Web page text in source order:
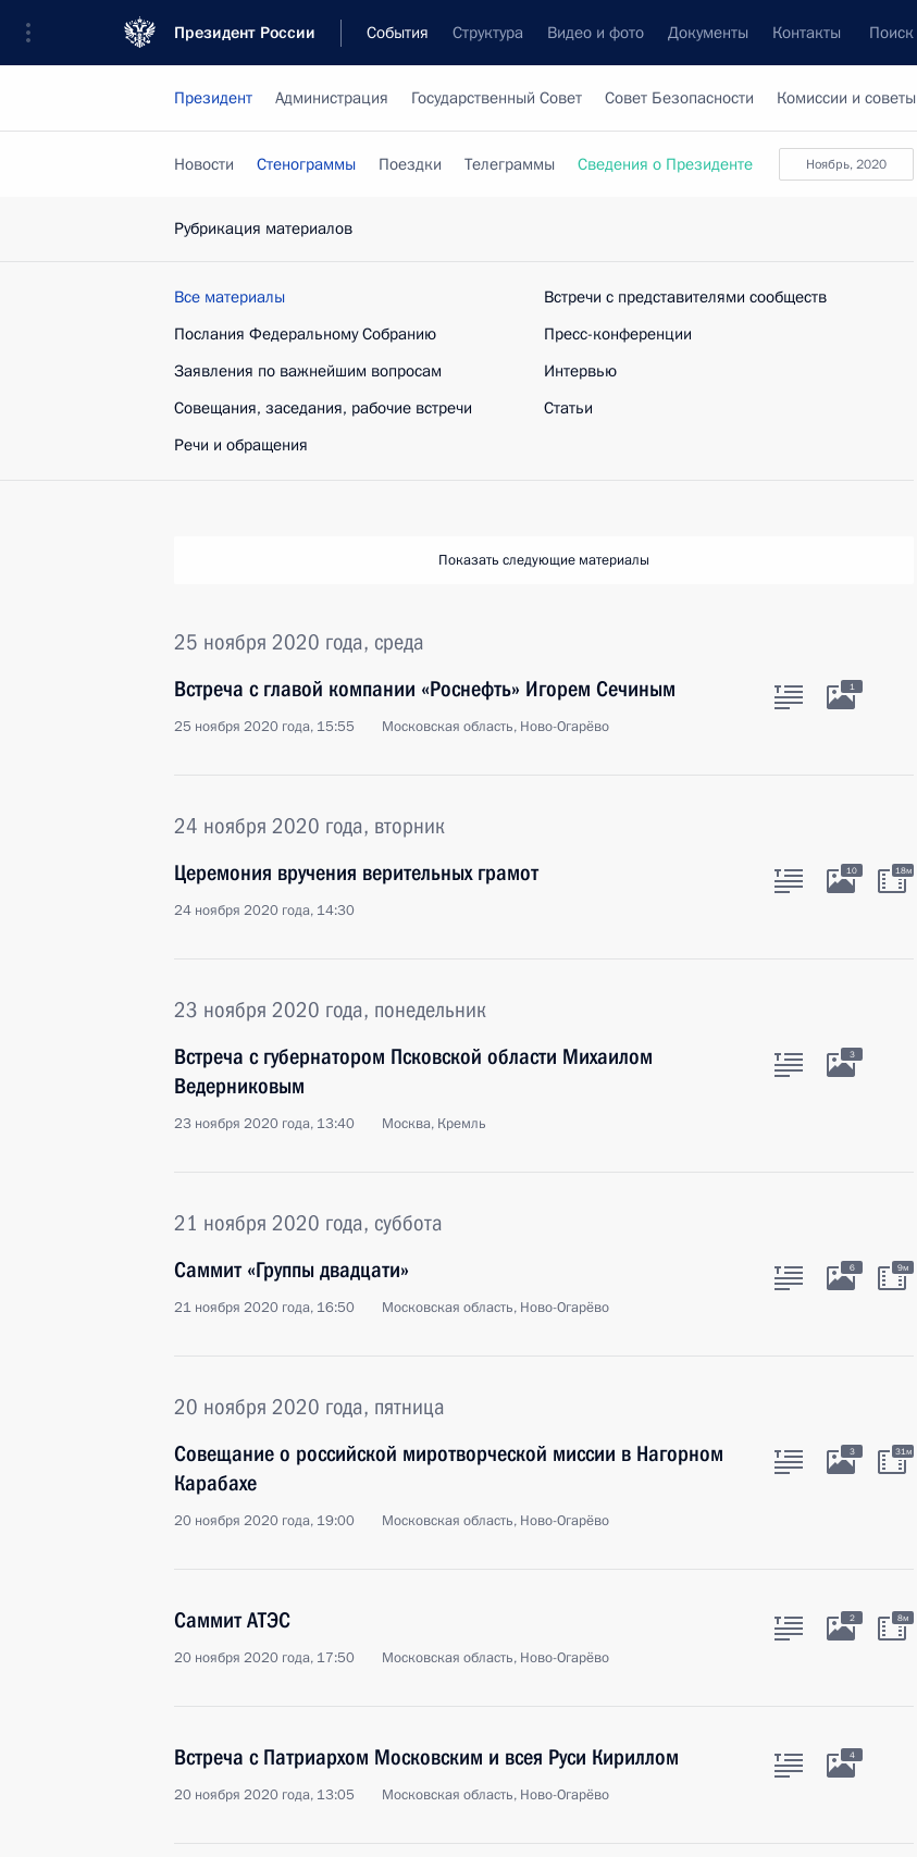
Президент России События Структура Видео и фото Документы Контакты Поиск
Президент Администрация Государственный Совет Совет Безопасности Комиссии и советы
ноябрь, 2020
Новости Стенограммы Поездки Телеграммы Сведения о Президенте
Рубрикация материалов
Все материалы
Послания Федеральному Собранию
Заявления по важнейшим вопросам
Совещания, заседания, рабочие встречи
Речи и обращения
Встречи с представителями сообществ
Пресс-конференции
Интервью
Статьи
Показать следующие материалы
25 ноября 2020 года, среда
Встреча с главой компании «Роснефть» Игорем Сечиным
25 ноября 2020 года, 15:55 Московская область, Ново-Огарёво
1
24 ноября 2020 года, вторник
Церемония вручения верительных грамот
24 ноября 2020 года, 14:30
10 18м
23 ноября 2020 года, понедельник
Встреча с губернатором Псковской области Михаилом
Ведерниковым
23 ноября 2020 года, 13:40 Москва, Кремль
3
21 ноября 2020 года, суббота
Саммит «Группы двадцати»
21 ноября 2020 года, 16:50 Московская область, Ново-Огарёво
6 9м
20 ноября 2020 года, пятница
Совещание о российской миротворческой миссии в Нагорном
Карабахе
20 ноября 2020 года, 19:00 Московская область, Ново-Огарёво
3 31м
Саммит АТЭС
20 ноября 2020 года, 17:50 Московская область, Ново-Огарёво
2 8м
Встреча с Патриархом Московским и всея Руси Кириллом
20 ноября 2020 года, 13:05 Московская область, Ново-Огарёво
4